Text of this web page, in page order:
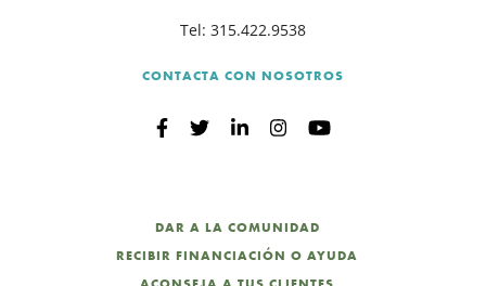
Tel: 315.422.9538
CONTACTA CON NOSOTROS
DAR A LA COMUNIDAD
RECIBIR FINANCIACIÓN O AYUDA